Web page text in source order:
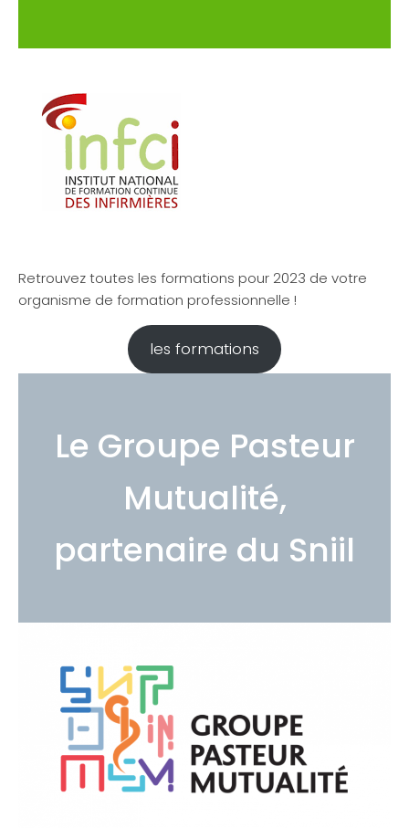
Retrouvez toutes les formations pour 2023 de votre
organisme de formation professionnelle !
les formations
Le Groupe Pasteur
Mutualité,
partenaire du Sniil